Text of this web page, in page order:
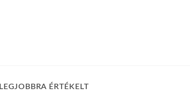
LEGJOBBRA ÉRTÉKELT